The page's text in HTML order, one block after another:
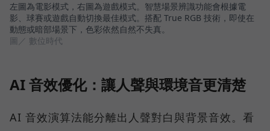
左圖為電影模式，右圖為遊戲模式。智慧場景辨識功能會根據電
影、球賽或遊戲自動切換最佳模式。搭配 True RGB 技術，即使在
動態或暗部場景下，色彩依然自然不失真。
圖／ 數位時代
AI 音效優化：讓人聲與環境音更清楚
AI 音效演算法能分離出人聲對白與背景音效。看